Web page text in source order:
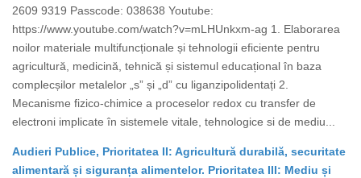
2609 9319 Passcode: 038638 Youtube:
https://www.youtube.com/watch?v=mLHUnkxm-ag 1. Elaborarea
noilor materiale multifuncționale și tehnologii eficiente pentru
agricultură, medicină, tehnică și sistemul educațional în baza
complecșilor metalelor „s” și „d” cu liganzipolidentați 2.
Mecanisme fizico-chimice a proceselor redox cu transfer de
electroni implicate în sistemele vitale, tehnologice si de mediu...
Audieri Publice, Prioritatea II: Agricultură durabilă, securitate
alimentară și siguranța alimentelor. Prioritatea III: Mediu și